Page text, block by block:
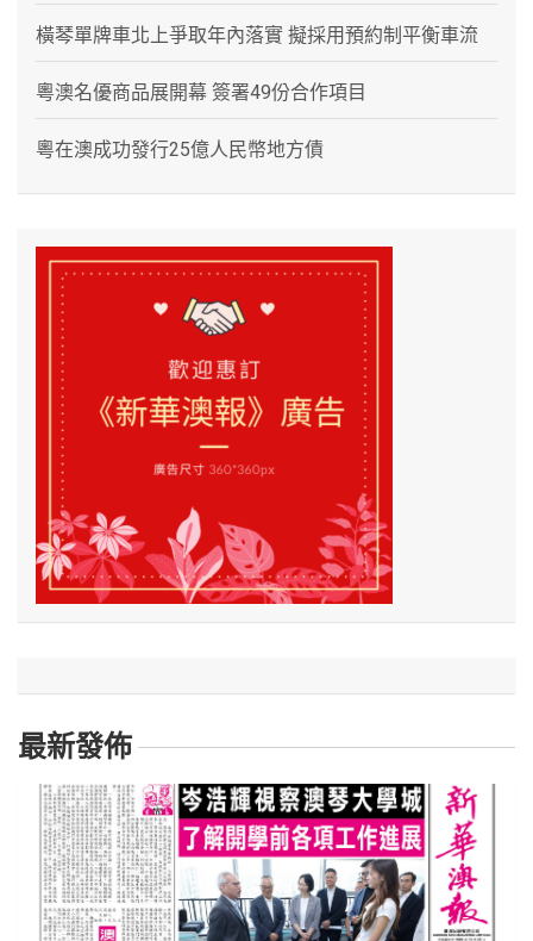
橫琴單牌車北上爭取年內落實 擬採用預約制平衡車流
粵澳名優商品展開幕 簽署49份合作項目
粵在澳成功發行25億人民幣地方債
最新發佈